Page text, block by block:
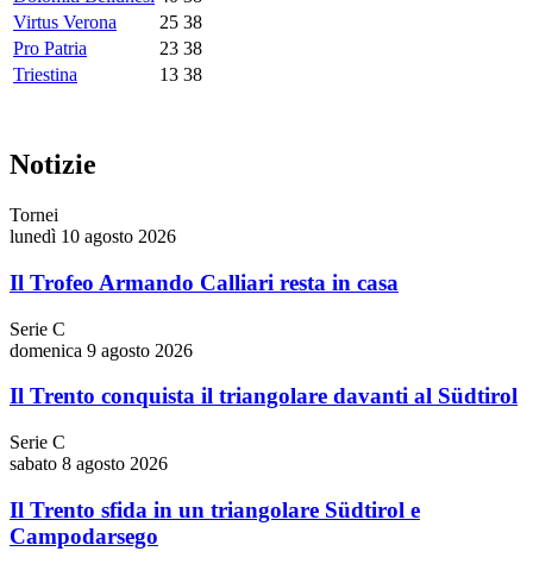
Virtus Verona
25 38
Pro Patria
23 38
Triestina
13 38
Notizie
Tornei
lunedì 10 agosto 2026
Il Trofeo Armando Calliari resta in casa
Serie C
domenica 9 agosto 2026
Il Trento conquista il triangolare davanti al Südtirol
Serie C
sabato 8 agosto 2026
Il Trento sfida in un triangolare Südtirol e
Campodarsego